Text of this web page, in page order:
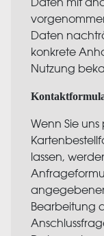
Daten
konkrete
Nutzung
Wenn Sie
lassen,
Bearbeitung